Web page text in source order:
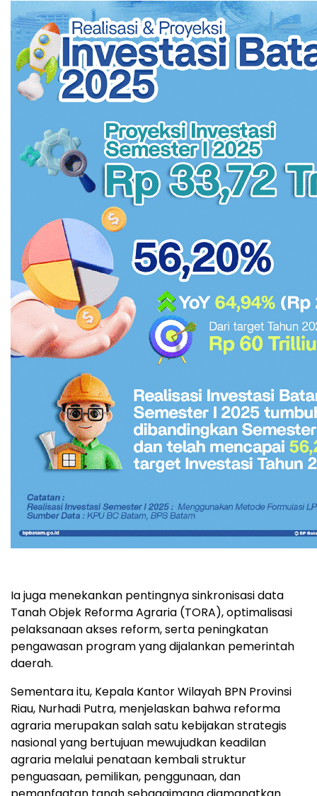
Ia juga menekankan pentingnya sinkronisasi data
Tanah Objek Reforma Agraria (TORA), optimalisasi
pelaksanaan akses reform, serta peningkatan
pengawasan program yang dijalankan pemerintah
daerah.
Sementara itu, Kepala Kantor Wilayah BPN Provinsi
Riau, Nurhadi Putra, menjelaskan bahwa reforma
agraria merupakan salah satu kebijakan strategis
nasional yang bertujuan mewujudkan keadilan
agraria melalui penataan kembali struktur
penguasaan, pemilikan, penggunaan, dan